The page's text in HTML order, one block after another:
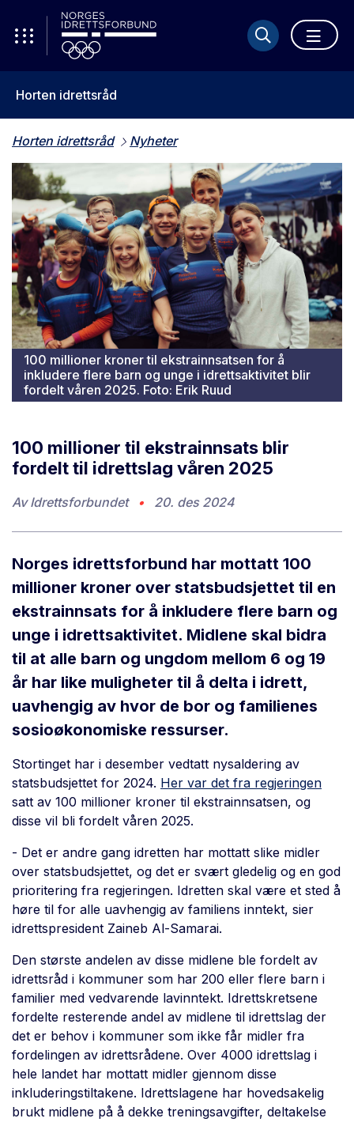
Horten idrettsråd
Horten idrettsråd Nyheter
100 millioner kroner til ekstrainnsatsen for å
inkludere flere barn og unge i idrettsaktivitet blir
fordelt våren 2025. Foto: Erik Ruud
100 millioner til ekstrainnsats blir
fordelt til idrettslag våren 2025
AvIdrettsforbundet • 20. des 2024
Norges idrettsforbund har mottatt 100
millioner kroner over statsbudsjettet til en
ekstrainnsats for å inkludere flere barn og
unge i idrettsaktivitet. Midlene skal bidra
til at alle barn og ungdom mellom 6 og 19
år har like muligheter til å delta i idrett,
uavhengig av hvor de bor og familienes
sosioøkonomiske ressurser.
Stortinget har i desember vedtatt nysaldering av
statsbudsjettet for 2024. Her var det fra regjeringen
satt av 100 millioner kroner til ekstrainnsatsen, og
disse vil bli fordelt våren 2025.
- Det er andre gang idretten har mottatt slike midler
over statsbudsjettet, og det er svært gledelig og en god
prioritering fra regjeringen. Idretten skal være et sted å
høre til for alle uavhengig av familiens inntekt, sier
idrettspresident Zaineb Al-Samarai.
Den største andelen av disse midlene ble fordelt av
idrettsråd i kommuner som har 200 eller flere barn i
familier med vedvarende lavinntekt. Idrettskretsene
fordelte resterende andel av midlene til idrettslag der
det er behov i kommuner som ikke får midler fra
fordelingen av idrettsrådene. Over 4000 idrettslag i
hele landet har mottatt midler gjennom disse
inkluderingstiltakene. Idrettslagene har hovedsakelig
brukt midlene på å dekke treningsavgifter, deltakelse